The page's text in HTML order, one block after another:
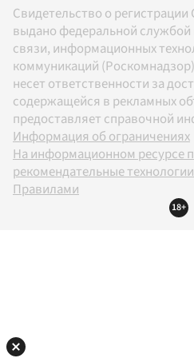
Свидетельство о
выдано федеральной службой
связи, информационных
коммуникаций
несет ответственности за
содержащейся в рекламных
предоставляет справочной
Информация об ограничениях
На информационном ресурсе
рекомендательные
Правилами
18+